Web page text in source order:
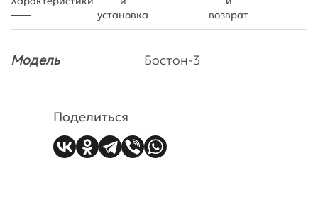
установка
возврат
Модель Бостон-3
Поделиться